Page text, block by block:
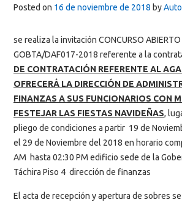
Posted on 16 de noviembre de 2018 by
se realiza la invitación CONCURSO ABIERTO
GOBTA/DAF017-2018 referente a la
DE CONTRATACIÓN REFERENTE AL
OFRECERÁ LA DIRECCIÓN DE
FINANZAS A SUS FUNCIONARIOS CON
FESTEJAR LAS FIESTAS NAVIDEÑAS,
pliego de condiciones a partir 19 de
el 29 de Noviembre del 2018 en horario
AM hasta 02:30 PM edificio sede de la
Táchira Piso 4 dirección de finanzas
El acta de recepción y apertura de sobres